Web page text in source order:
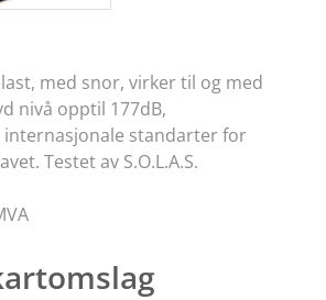
med snor, virker til og med
nivå opptil 177dB,
internasjonale standarter for
Testet av S.O.L.A.S.